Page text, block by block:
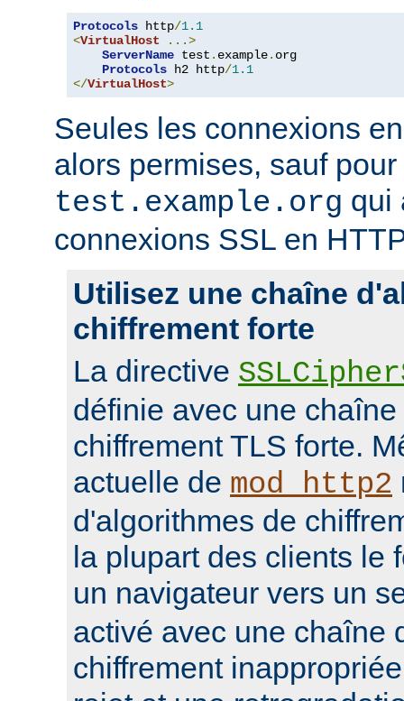
Protocols http/1.1
<VirtualHost
...>
ServerName test . example. org
Protocols h2 http/1.1
</VirtualHost>
Seules les connexions
alors permises, sauf
test.example.org qui
connexions SSL en
Utilisez une chaîne
chiffrement forte
La directive
définie avec une
chiffrement TLS forte.
actuelle de mod_http2
d'algorithmes de
la plupart des clients le
un navigateur vers un
activé avec une chaîne
chiffrement